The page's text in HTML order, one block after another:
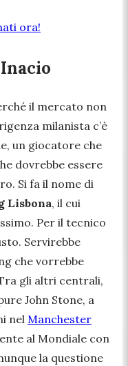
ora!
il mercato non
milanista c’è
un giocatore che
dovrebbe essere
Si fa il nome di
Lisbona, il cui
Per il tecnico
Servirebbe
che vorrebbe
gli altri centrali,
John Stone, a
nel Manchester
al Mondiale con
la questione